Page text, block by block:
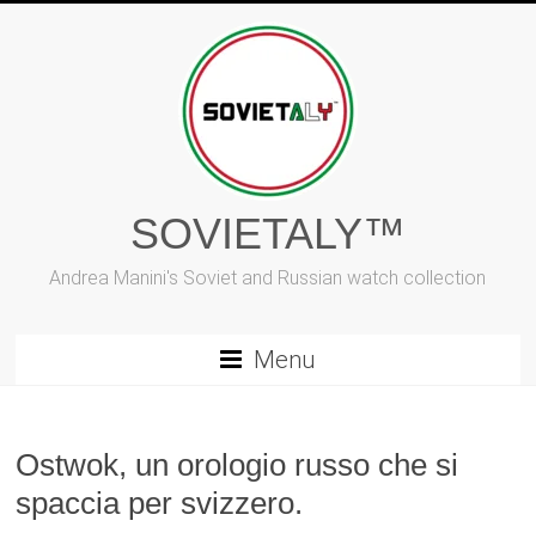
SOVIETALY™
Andrea Manini's Soviet and Russian watch collection
Menu
Ostwok, un orologio russo che si
spaccia per svizzero.